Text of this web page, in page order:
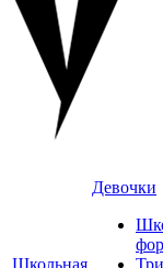
Школьная
Девочки